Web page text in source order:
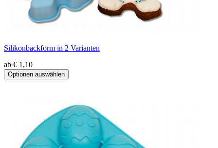
Silikonbackform in 2 Varianten
ab € 1,10